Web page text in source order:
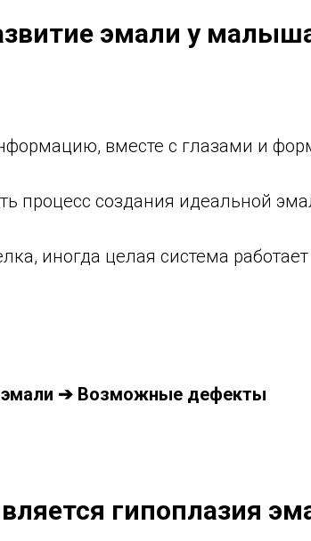
эмали у
вместе с глазами и
процесс создания идеальной
иногда целая система
эмали ➔ Возможные дефекты
гипоплазия